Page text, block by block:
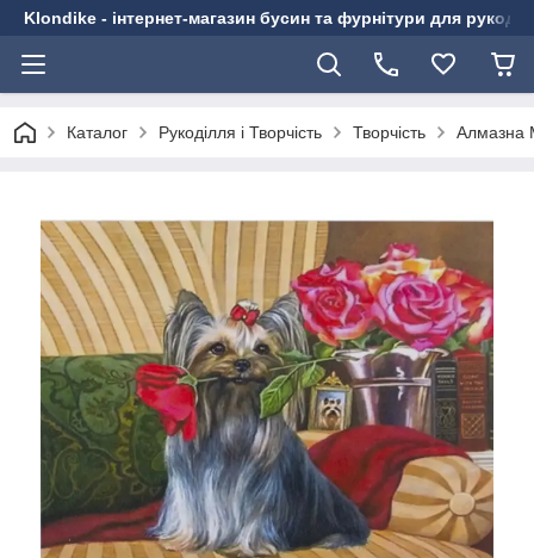
Klondike - інтернет-магазин бусин та фурнітури для
Каталог Рукоділля і Творчість Творчість Алмазна